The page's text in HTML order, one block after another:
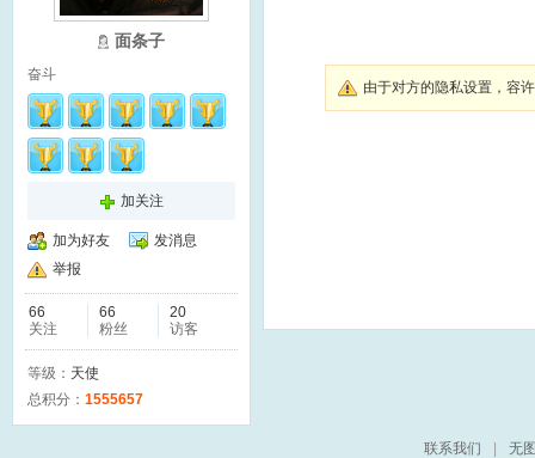
面条子
奋斗
加关注
加为好友
发消息
举报
66
关注
66
粉丝
20
访客
等级： 天使
总积分： 1555657
由于对方的隐私设置，容
联系我们 无